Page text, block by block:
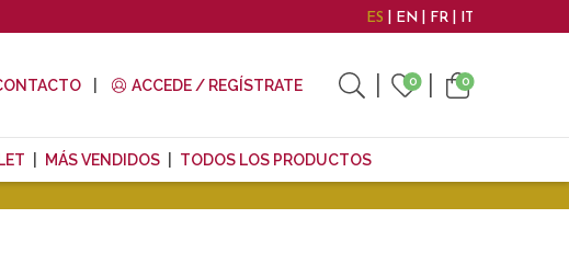
ES EN FR IT
ACCEDE / REGÍSTRATE 0 0
MÁS VENDIDOS TODOS LOS PRODUCTOS